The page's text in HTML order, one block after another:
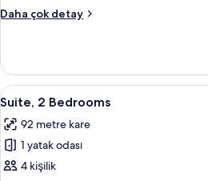
Daha çok detay
One-
View
hakkında
daha
detay
Suite,
2
Bedrooms
için
tüm
6
Suite, 2 Bedrooms
92 metre kare
1 yatak odası
4 kişilik